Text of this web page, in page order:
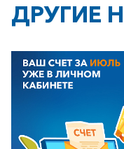
ДРУГИЕ